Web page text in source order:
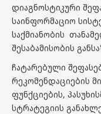
დიაგნოსტიკური
საინფორმაციო
საქმიანობის
შესაბამისობის
ჩატარებული
რეკომენდაციების
ფუნქციების,
სტრატეგიის